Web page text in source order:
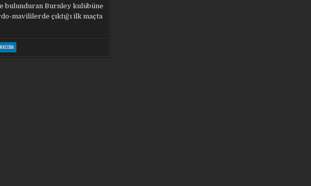
bulunduran Burnley kulübüne
mavililerde çıktığı ilk maçta
WOUT
WEGHORST’A